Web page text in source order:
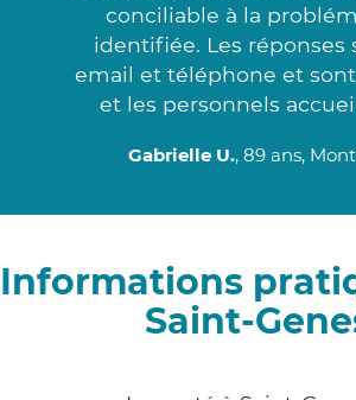
conciliable à la
identifiée. Les réponses
email et téléphone et
et les personnels
Gabrielle U., 89 ans,
Informations
Saint-